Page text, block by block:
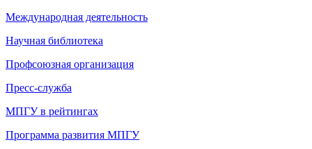
Международная деятельность
Научная библиотека
Профсоюзная организация
Пресс-служба
МПГУ в рейтингах
Программа развития МПГУ